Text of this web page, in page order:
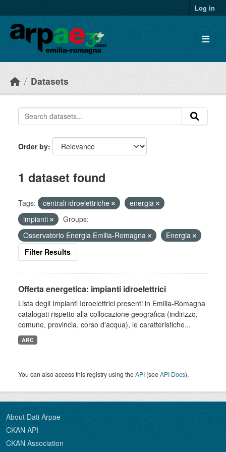
Log in
Datasets
Order by
1 dataset found
Tags: centrali idroelettriche
energia
impianti
Groups:
Osservatorio Energia Emilia-Romagna
Energia
Filter Results
Offerta energetica: impianti idroelettrici
Lista degli Impianti Idroelettrici presenti in Emilia-Romagna
catalogati rispetto alla collocazione geografica (indirizzo,
comune, provincia, corso d'acqua), le caratteristiche...
ARC
You can also access this registry using theAPI (seeAPI Docs).
About Dati Arpae
CKAN API
CKAN Association